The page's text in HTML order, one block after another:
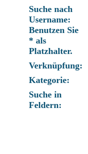
Suche nach
Username:
Benutzen Sie
* als
Platzhalter.
Verknüpfung:
Kategorie:
Suche in
Feldern: